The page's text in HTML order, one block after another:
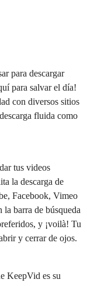
para descargar
para salvar el día!
con diversos sitios
fluida como
tus videos
la descarga de
Facebook, Vimeo
barra de búsqueda
y ¡voilà! Tu
y cerrar de ojos.
KeepVid es su